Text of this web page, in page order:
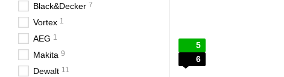
5
6
Black&Decker 7
Vortex 1
AEG 1
Makita 9
Dewalt 11